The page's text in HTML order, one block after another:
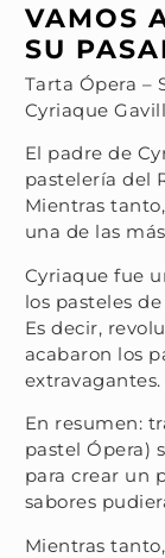
VAMOS
SU
Tarta Ópera –
Cyriaque
El padre de
pastelería del
Mientras
una de las
Cyriaque fue
los pasteles
Es decir,
acabaron los
extravagantes.
En resumen:
pastel Ópera)
para crear un
sabores
Mientras